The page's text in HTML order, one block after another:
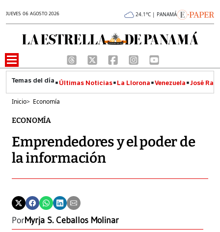
JUEVES 06 AGOSTO 2026 24.1°C | PANAMÁ
Últimas Noticias La Llorona Venezuela José
Inicio> Economía
ECONOMÍA
Emprendedores y el poder de
la información
PorMyrja S. Ceballos Molinar